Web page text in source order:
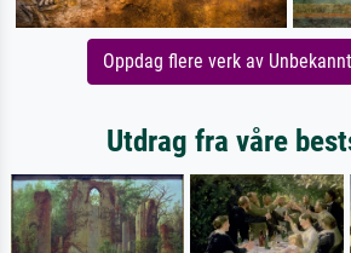
Oppdag flere verk av
Utdrag fra våre